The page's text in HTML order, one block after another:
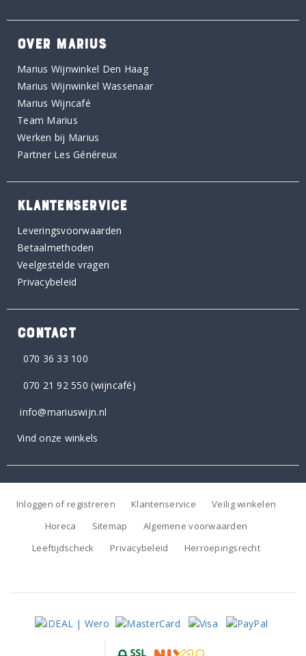
OVER MARIUS
Marius Wijnwinkel Den Haag
Marius Wijnwinkel Wassenaar
Marius Wijncafé
Team Marius
Werken bij Marius
Partner Les Généreux
KLANTENSERVICE
Leveringsvoorwaarden
Betaalmethoden
Veelgestelde vragen
Privacybeleid
CONTACT
070 36 33 100
070 21 92 550 (wijncafé)
info@mariuswijn.nl
Vind onze winkels
Inloggen of registreren Klantenservice
Veilig winkelen
Horeca
Sitemap
Algemene voorwaarden
Leeftijdscheck
Privacybeleid Herroepingsrecht